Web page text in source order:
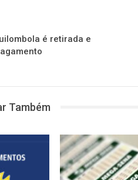
é retirada e
Também
NOTÍCIAS